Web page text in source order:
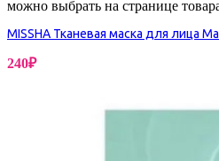
можно выбрать на странице
MISSHA Тканевая маска для лица
240₽